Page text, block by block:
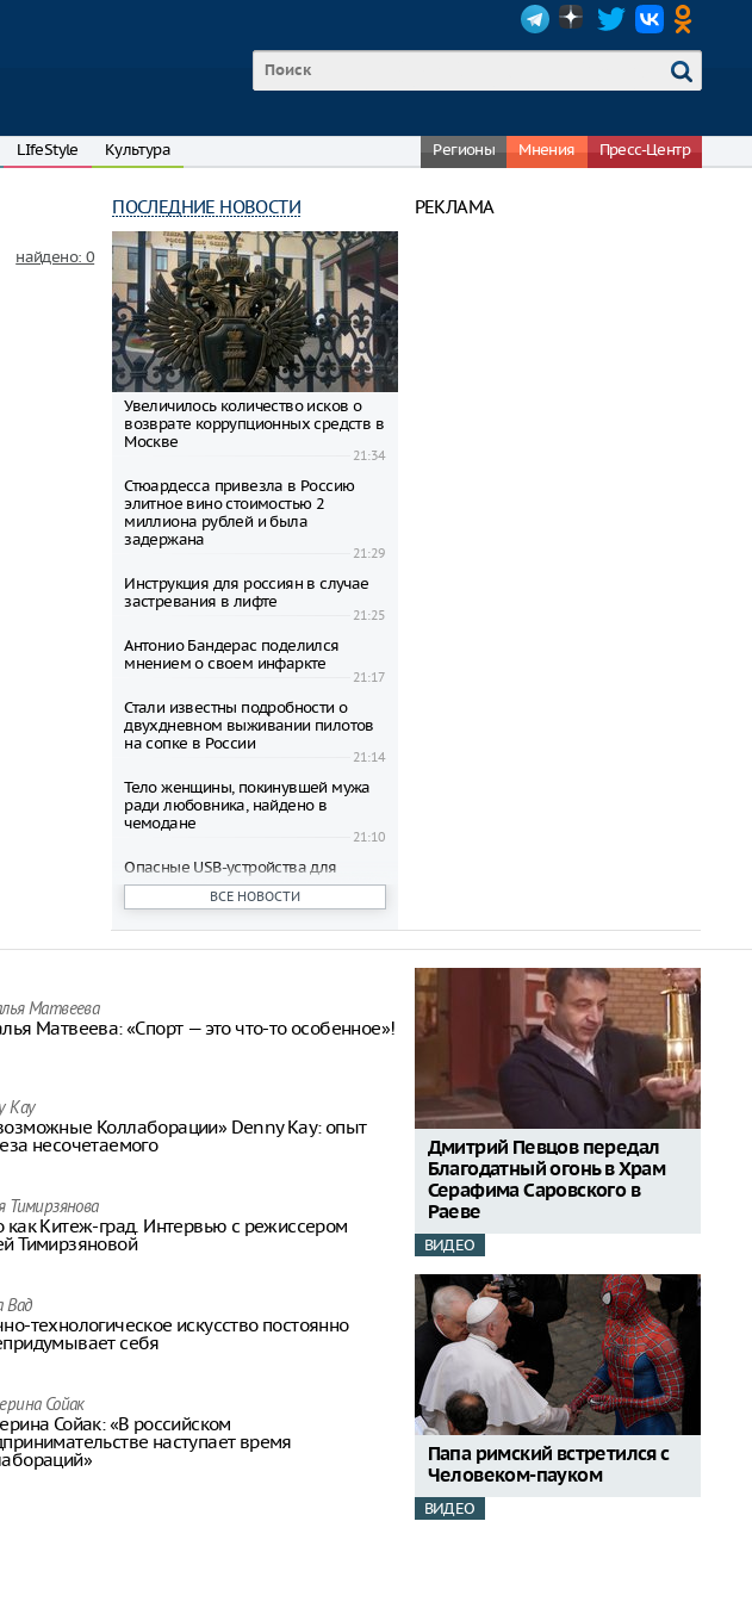
LIfeStyle Культура Регионы Мнения Пресс-Центр
найдено: 0
ПОСЛЕДНИЕ НОВОСТИ
Увеличилось количество исков о
возврате коррупционных средств в
Москве
21:34
Стюардесса привезла в Россию
элитное вино стоимостью 2
миллиона рублей и была
задержана
21:29
Инструкция для россиян в случае
застревания в лифте
21:25
Антонио Бандерас поделился
мнением о своем инфаркте
21:17
Стали известны подробности о
двухдневном выживании пилотов
на сопке в России
21:14
Тело женщины, покинувшей мужа
ради любовника, найдено в
чемодане
21:10
Опасные USB-устройства для
вашего компьютера
Мужчина пропал в Катуни после
падения из лодки в Алтае
определёнными деревьями во
время непогоды
дорожных ремонтных работ
20:48
премьеры
ВСЕ НОВОСТИ
РЕКЛАМА
Матвeева
Матвeева: «Спорт — это что-то особенное»!
Kay
Коллаборации» Denny Kay: опыт
несочетаемого
Тимирзянова
как Китеж-град. Интервью с режиссером
Тимирзяновой
Вад
технологическое искусство постоянно
себя
Сойак
Сойак: «В российском
наступает время
Дмитрий Певцов передал
Благодатный огонь в Храм
Серафима Саровского в
Раеве
ВИДЕО
Папа римский встретился с
Человеком-пауком
ВИДЕО